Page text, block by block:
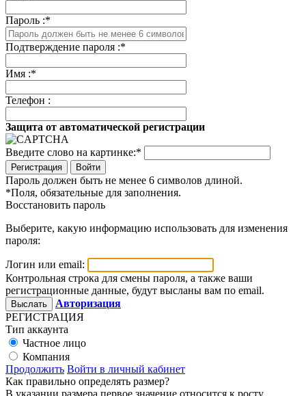
Пароль :*
Подтверждение пароля :*
Имя :*
Телефон :
Защита от автоматической регистрации
Введите слово на картинке:*
Войти
Пароль должен быть не менее 6 символов длиной.
*Поля, обязательные для заполнения.
Восстановить пароль
Выберите, какую информацию использовать для изменения
пароля:
Логин или email:
Контрольная строка для смены пароля, а также ваши
регистрационные данные, будут высланы вам по email.
Авторизация
РЕГИСТРАЦИЯ
Тип аккаунта
Частное лицо
Компания
Продолжить Войти в личный кабинет
Как правильно определять размер?
В указании размера первое значение относится к росту